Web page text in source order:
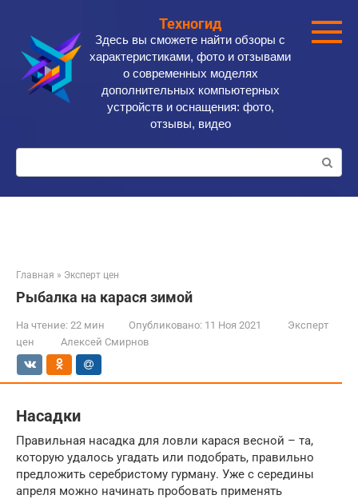
контенту
Техногид
Здесь вы сможете найти обзоры с
характеристиками, фото и отзывами
о современных моделях
дополнительных компьютерных
устройств и оснащения: фото,
отзывы, видео
Поиск:
Главная » Эксперт цен
Рыбалка на карася зимой
На чтение: 22 мин Опубликовано: 11 Ноя 2021
Эксперт
цен
Алексей Смирнов
Насадки
Правильная насадка для ловли карася весной – та,
которую удалось угадать или подобрать, правильно
предложить серебристому гурману. Уже с середины
апреля можно начинать пробовать применять